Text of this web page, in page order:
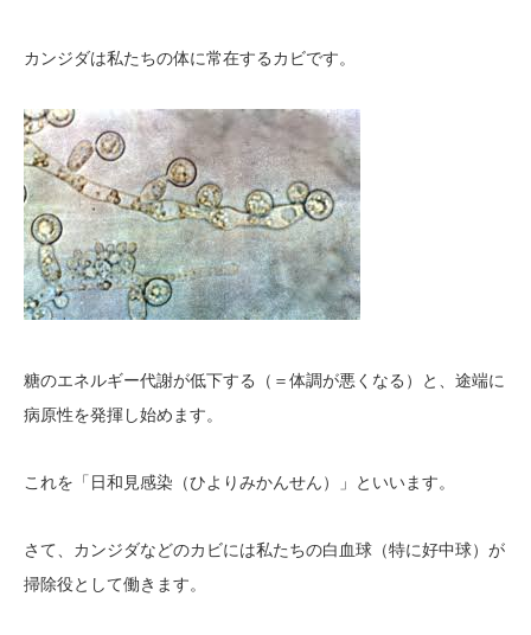
カンジダは私たちの体に常在するカビです。
糖のエネルギー代謝が低下する（＝体調が悪くなる）と、途端に
病原性を発揮し始めます。
これを「日和見感染（ひよりみかんせん）」といいます。
さて、カンジダなどのカビには私たちの白血球（特に好中球）が
掃除役として働きます。